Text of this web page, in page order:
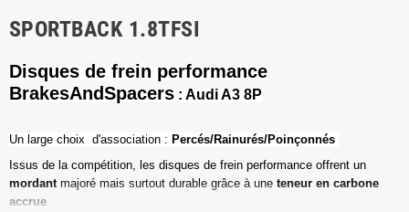
SPORTBACK 1.8TFSI
Disques de frein performance
BrakesAndSpacers : Audi A3 8P
Un l arge choix d'association : Percés/Rainurés/Poinçonnés
Issus de la compétition, les disques de frein performance offrent un
mordant majoré mais surtout durable grâce à une teneur en carbone
accrue.